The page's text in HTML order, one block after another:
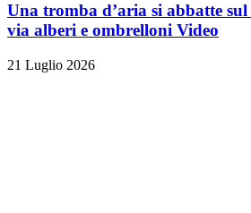
Una tromba d’aria si abbatte sul
via alberi e ombrelloni Video
21 Luglio 2026